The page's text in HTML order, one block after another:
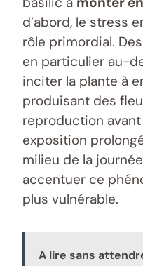
d’abord, le stress
rôle primordial.
en particulier au-
inciter la plante à
produisant des
reproduction avant
exposition
milieu de la
accentuer ce
plus vulnérable.
A lire sans